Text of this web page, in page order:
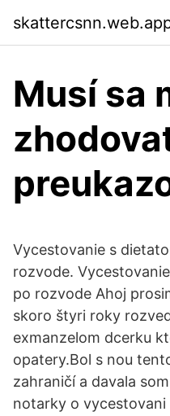
Musí sa
Vycestovanie s
rozvode.
po rozvode Ahoj
skoro štyri roky
exmanzelom dcerku
opatery.Bol s nou
zahraničí a davala
notarky o vycestovani